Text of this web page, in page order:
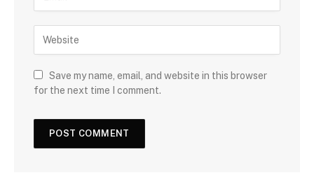
Save my name, email, and website in this browser
for the next time I comment.